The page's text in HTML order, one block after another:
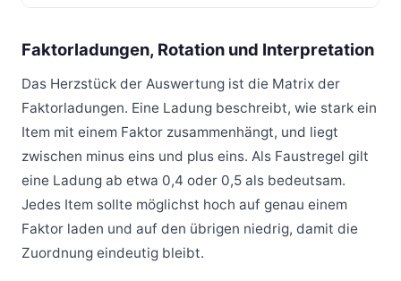
Faktorladungen, Rotation und Interpretation
Das Herzstück der Auswertung ist die Matrix der
Faktorladungen. Eine Ladung beschreibt, wie stark ein
Item mit einem Faktor zusammenhängt, und liegt
zwischen minus eins und plus eins. Als Faustregel gilt
eine Ladung ab etwa 0,4 oder 0,5 als bedeutsam.
Jedes Item sollte möglichst hoch auf genau einem
Faktor laden und auf den übrigen niedrig, damit die
Zuordnung eindeutig bleibt.